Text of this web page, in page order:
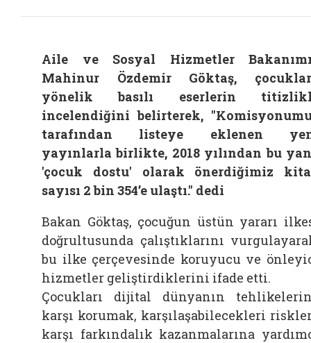
Aile ve Sosyal Hizmetler
Mahinur Özdemir Göktaş,
yönelik basılı eserlerin
incelendiğini belirterek,
tarafından listeye eklenen
yayınlarla birlikte, 2018 yılından bu
'çocuk dostu' olarak önerdiğimiz
sayısı 2 bin 354’e ulaştı." dedi
Bakan Göktaş, çocuğun üstün yararı
doğrultusunda çalıştıklarını
bu ilke çerçevesinde koruyucu ve
hizmetler geliştirdiklerini ifade etti.
Çocukları dijital dünyanın
karşı korumak, karşılaşabilecekleri
karşı farkındalık kazanmalarına